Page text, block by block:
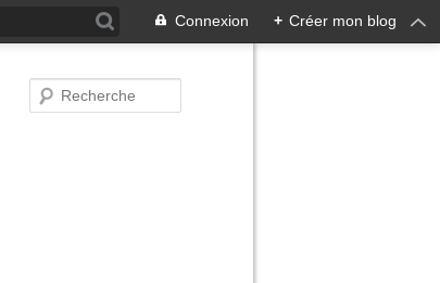
Connexion + Créer mon blog